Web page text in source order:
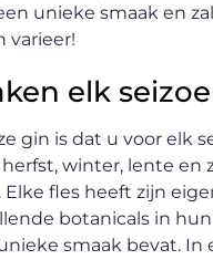
unieke smaak en
varieer!
elk
gin is dat u voor elk
winter, lente
Elke fles heeft zijn
botanicals in
smaak bevat. In